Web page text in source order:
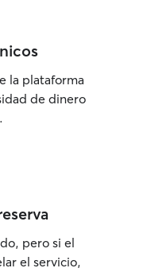
la plataforma
de dinero
pero si el
el servicio,